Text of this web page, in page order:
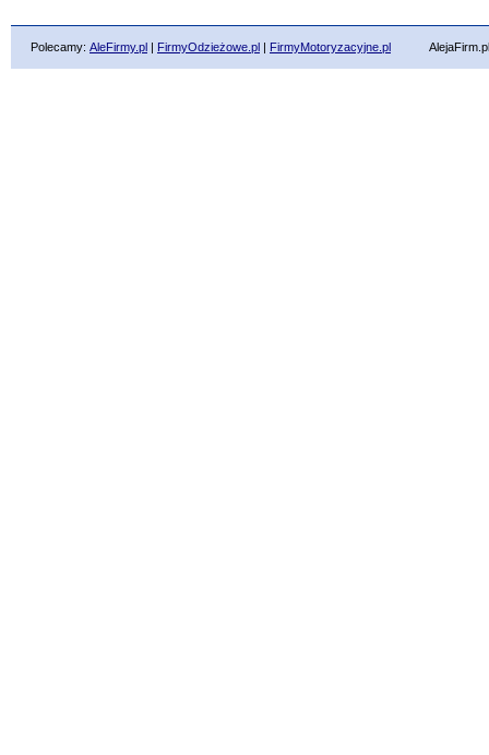
Polecamy: AleFirmy.pl | FirmyOdzieżowe.pl | FirmyMotoryzacyjne.pl AlejaFirm.pl